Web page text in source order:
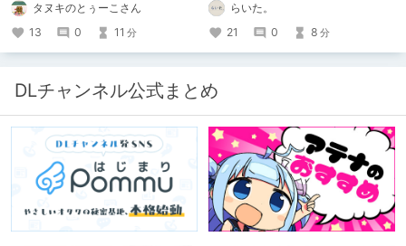
聞いちゃいました！夏コミに関する告
知もあります！
タヌキのとぅーこさん
13
0 11 分
ル】 らいた。
21
0 8 分
DLチャンネル公式まとめ